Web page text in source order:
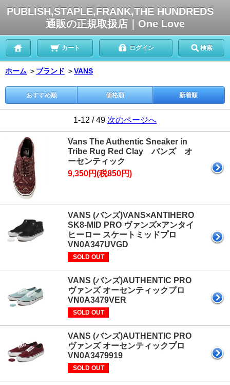
PUBLISH,STAPLE,FRANK,THE HUNDREDS
通販の正規取扱店｜One Love
カート ログイン 検索
ホーム ＞ ブランド ＞VANS
おすすめ順 価格順 新着順
1-12 / 49 次のページへ
Vans The Authentic Sneaker in
Tribe Rug Red Clay バンズ オ
ーセンティック
9,350円(税850円)
VANS (バンズ)VANS×ANTIHERO
SK8-MID PRO ヴァンズ×アンタイ
ヒーロー スケートミッドプロ
VN0A347UVGD
SOLD OUT
VANS (バンズ)AUTHENTIC PRO
ヴァンズ オーセンティックプロ
VN0A3479VER
SOLD OUT
VANS (バンズ)AUTHENTIC PRO
ヴァンズ オーセンティックプロ
VN0A3479919
SOLD OUT